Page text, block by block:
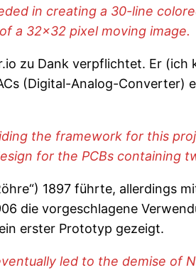
in creating a 30-line
a 32×32 pixel moving image.
zu Dank verpflichtet. Er
(Digital-Analog-
the framework for this
for the PCBs containing
1897 führte, allerdings
die vorgeschlagene
erster Prototyp gezeigt.
led to the demise of